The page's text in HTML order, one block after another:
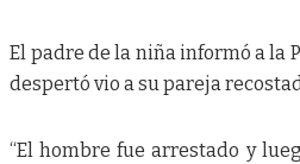
El padre de la niña informó a la
despertó vio a su pareja
“El hombre fue arrestado y